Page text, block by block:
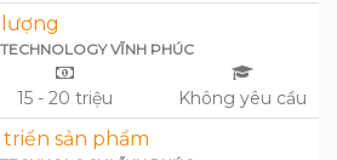
VĨNH PHÚC
15 - 20 triệu Không yêu cầu
sản phẩm